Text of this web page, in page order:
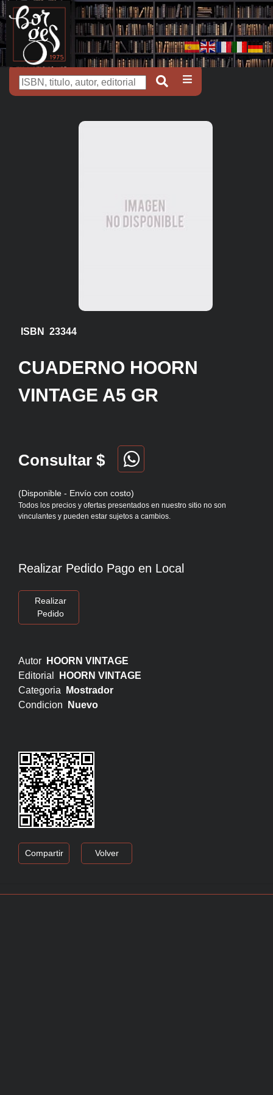
ISBN 23344
CUADERNO HOORN
VINTAGE A5 GR
Consultar $
(Disponible - Envío con costo)
Todos los precios y ofertas presentados en nuestro sitio no son
vinculantes y pueden estar sujetos a cambios.
Realizar Pedido Pago en Local
Realizar
Pedido
Autor
HOORN VINTAGE
Editorial
HOORN VINTAGE
Categoria
Mostrador
Condicion
Nuevo
Compartir Volver